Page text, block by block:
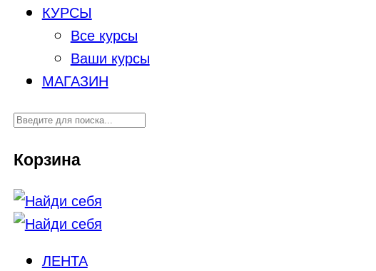
КУРСЫ
Все курсы
Ваши курсы
МАГАЗИН
Корзина
ЛЕНТА